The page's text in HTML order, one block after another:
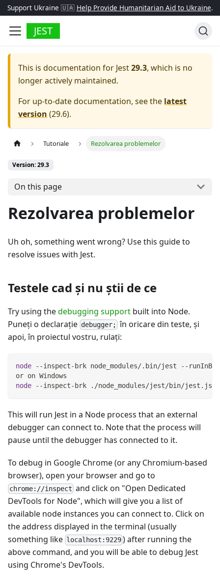
Support Ukraine 🇺🇦 Help Provide Humanitarian Aid to Ukraine.
JEST
This is documentation for Jest29.3, which is no
longer actively maintained.
For up-to-date documentation, see the latest
version (29.6).
Tutoriale Rezolvarea problemelor
Version: 29.3
On this page
Rezolvarea problemelor
Uh oh, something went wrong? Use this guide to
resolve issues with Jest.
Testele cad şi nu ştii de ce
Try using thedebugging support built into Node.
Puneţi o declaraţie debugger; în oricare din teste, şi
apoi, în proiectul vostru, rulați:
node --inspect-brk node_modules/.bin/jest --
or on Windows
node --inspect-brk ./node_modules/jest/bin/jest.js
This will run Jest in a Node process that an external
debugger can connect to. Note that the process will
pause until the debugger has connected to it.
To debug in Google Chrome (or any Chromium-based
browser), open your browser and go to
chrome://inspect and click on "Open Dedicated
DevTools for Node", which will give you a list of
available node instances you can connect to. Click on
the address displayed in the terminal (usually
something like localhost:9229 ) after running the
above command, and you will be able to debug Jest
using Chrome's DevTools.